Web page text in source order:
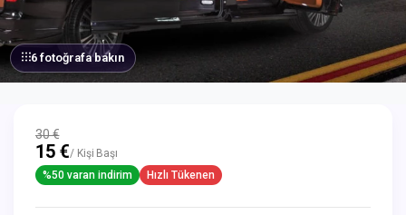
6 fotoğrafa bakın
30 €
15 €/ Kişi Başı
%50 varan indirim
Hızlı Tükenen